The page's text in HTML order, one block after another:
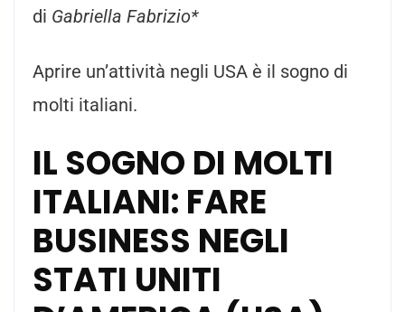
di Gabriella Fabrizio*
Aprire un’attività negli USA è il sogno di
molti italiani.
IL SOGNO DI MOLTI
ITALIANI: FARE
BUSINESS NEGLI
STATI UNITI